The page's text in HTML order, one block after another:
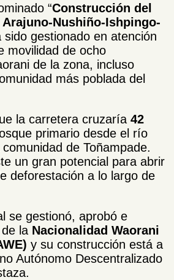
“Construcción del
Nushiño-Ishpingo-
sido gestionado en atención
movilidad de ocho
de la zona, incluso
más poblada del
la carretera cruzaría 42
primario desde el río
de Toñampade.
un gran potencial para abrir
deforestación a lo largo de
se gestionó, aprobó e
la Nacionalidad Waorani
y su construcción está a
Autónomo Descentralizado